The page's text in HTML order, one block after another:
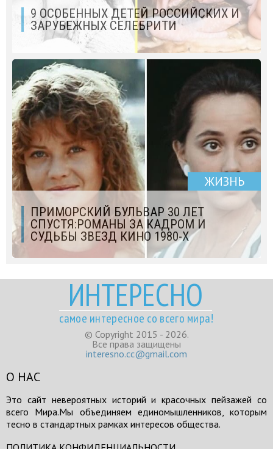
9 ОСОБЕННЫХ ДЕТЕЙ РОССИЙСКИХ И
ЗАРУБЕЖНЫХ СЕЛЕБРИТИ
ЖИЗНЬ
ПРИМОРСКИЙ БУЛЬВАР 30 ЛЕТ
СПУСТЯ:РОМАНЫ ЗА КАДРОМ И
СУДЬБЫ ЗВЕЗД КИНО 1980-Х
ИНТЕРЕСНО
самое интересное со всего мира!
© Copyright 2015 - 2026.
Все права защищены
interesno.cc@gmail.com
О НАС
Это сайт невероятных историй и красочных пейзажей со
всего Мира.Мы объединяем единомышленников, которым
тесно в стандартных рамках интересов общества.